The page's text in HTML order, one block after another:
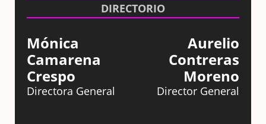
DIRECTORIO
Mónica
Camarena
Crespo
Directora General
Aurelio
Contreras
Moreno
Director General